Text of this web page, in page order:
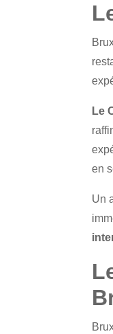
Le
en
Un